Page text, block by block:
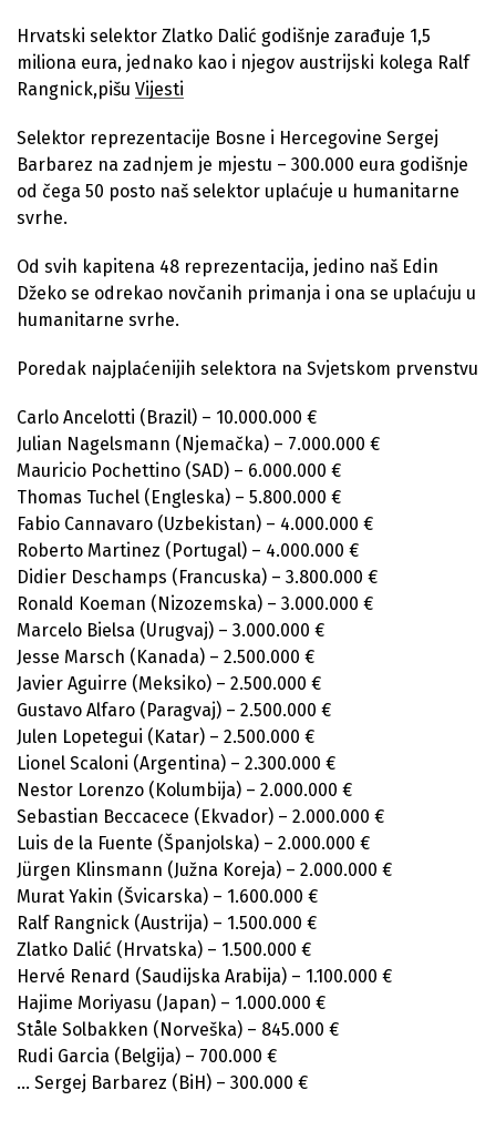
Hrvatski selektor Zlatko Dalić godišnje zarađuje 1,5
miliona eura, jednako kao i njegov austrijski kolega Ralf
Rangnick,pišu Vijesti
Selektor reprezentacije Bosne i Hercegovine Sergej
Barbarez na zadnjem je mjestu – 300.000 eura godišnje
od čega 50 posto naš selektor uplaćuje u humanitarne
svrhe.
Od svih kapitena 48 reprezentacija, jedino naš Edin
Džeko se odrekao novčanih primanja i ona se uplaćuju u
humanitarne svrhe.
Poredak najplaćenijih selektora na Svjetskom prvenstvu
Carlo Ancelotti (Brazil) – 10.000.000 €
Julian Nagelsmann (Njemačka) – 7.000.000 €
Mauricio Pochettino (SAD) – 6.000.000 €
Thomas Tuchel (Engleska) – 5.800.000 €
Fabio Cannavaro (Uzbekistan) – 4.000.000 €
Roberto Martinez (Portugal) – 4.000.000 €
Didier Deschamps (Francuska) – 3.800.000 €
Ronald Koeman (Nizozemska) – 3.000.000 €
Marcelo Bielsa (Urugvaj) – 3.000.000 €
Jesse Marsch (Kanada) – 2.500.000 €
Javier Aguirre (Meksiko) – 2.500.000 €
Gustavo Alfaro (Paragvaj) – 2.500.000 €
Julen Lopetegui (Katar) – 2.500.000 €
Lionel Scaloni (Argentina) – 2.300.000 €
Nestor Lorenzo (Kolumbija) – 2.000.000 €
Sebastian Beccacece (Ekvador) – 2.000.000 €
Luis de la Fuente (Španjolska) – 2.000.000 €
Jürgen Klinsmann (Južna Koreja) – 2.000.000 €
Murat Yakin (Švicarska) – 1.600.000 €
Ralf Rangnick (Austrija) – 1.500.000 €
Zlatko Dalić (Hrvatska) – 1.500.000 €
Hervé Renard (Saudijska Arabija) – 1.100.000 €
Hajime Moriyasu (Japan) – 1.000.000 €
Ståle Solbakken (Norveška) – 845.000 €
Rudi Garcia (Belgija) – 700.000 €
… Sergej Barbarez (BiH) – 300.000 €